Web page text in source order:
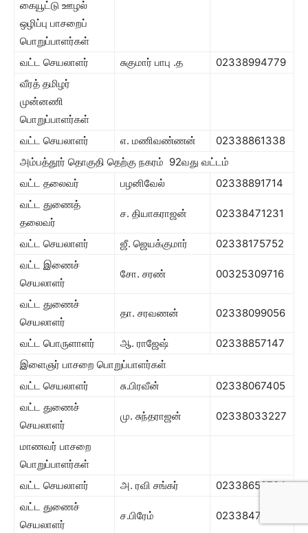
கையூட்டு ஊழல்
ஒழிப்பு பாசறைப்
பொறுப்பாளர்கள்
வட்ட செயலாளர்
சுகுமார் பாபு .த
02338994779
வீரத் தமிழர்
முன்னணி
பொறுப்பாளர்கள்
வட்ட செயலாளர்
எ. மணிவண்ணன்
02338861338
அம்பத்தூர் தொகுதி தெற்கு நகரம் 92வது வட்டம்
வட்ட தலைவர்
பழனிவேல்
02338891714
வட்ட துணைத்
தலைவர்
ச. தியாகராஜன் 02338471231
வட்ட செயலாளர் ஜீ. ஜெயக்குமார்
02338175752
வட்ட இணைச்
செயலாளர்
சோ. சரண் 00325309716
வட்ட துணைச்
செயலாளர்
தா. சரவணன் 02338099056
வட்ட பொருளாளர் ஆ. ராஜேஷ்
02338857147
இளைஞர் பாசறை பொறுப்பாளர்கள்
வட்ட செயலாளர்
சு.பிரவீன்
02338067405
வட்ட துணைச்
செயலாளர்
மு. சுந்தராஜன் 02338033227
மாணவர் பாசறை
பொறுப்பாளர்கள்
வட்ட செயலாளர்
அ. ரவி சங்கர்
02338658784
வட்ட துணைச்
செயலாளர்
ச.பிரேம் 02338470757